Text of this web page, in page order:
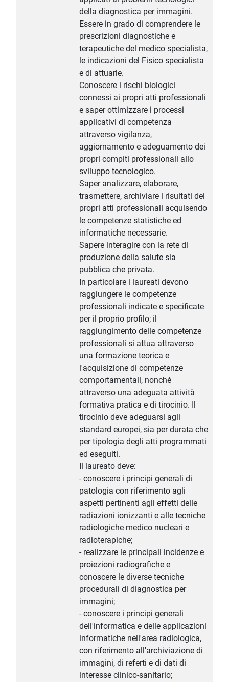
della diagnostica per immagini.
Essere in grado di comprendere le
prescrizioni diagnostiche e
terapeutiche del medico specialista,
le indicazioni del Fisico specialista
e di attuarle.
Conoscere i rischi biologici
connessi ai propri atti professionali
e saper ottimizzare i processi
applicativi di competenza
attraverso vigilanza,
aggiornamento e adeguamento dei
propri compiti professionali allo
sviluppo tecnologico.
Saper analizzare, elaborare,
trasmettere, archiviare i risultati dei
propri atti professionali acquisendo
le competenze statistiche ed
informatiche necessarie.
Sapere interagire con la rete di
produzione della salute sia
pubblica che privata.
In particolare i laureati devono
raggiungere le competenze
professionali indicate e specificate
per il proprio profilo; il
raggiungimento delle competenze
professionali si attua attraverso
una formazione teorica e
l'acquisizione di competenze
comportamentali, nonché
attraverso una adeguata attività
formativa pratica e di tirocinio. Il
tirocinio deve adeguarsi agli
standard europei, sia per durata che
per tipologia degli atti programmati
ed eseguiti.
Il laureato deve:
- conoscere i principi generali di
patologia con riferimento agli
aspetti pertinenti agli effetti delle
radiazioni ionizzanti e alle tecniche
radiologiche medico nucleari e
radioterapiche;
- realizzare le principali incidenze e
proiezioni radiografiche e
conoscere le diverse tecniche
procedurali di diagnostica per
immagini;
- conoscere i principi generali
dell'informatica e delle applicazioni
informatiche nell'area radiologica,
con riferimento all'archiviazione di
immagini, di referti e di dati di
interesse clinico-sanitario;